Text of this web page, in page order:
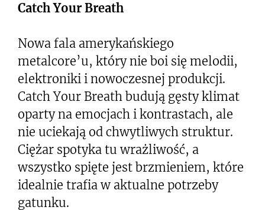
Catch Your Breath
Nowa fala amerykańskiego
metalcore’u, który nie boi się melodii,
elektroniki i nowoczesnej produkcji.
Catch Your Breath budują gęsty klimat
oparty na emocjach i kontrastach, ale
nie uciekają od chwytliwych struktur.
Ciężar spotyka tu wrażliwość, a
wszystko spięte jest brzmieniem, które
idealnie trafia w aktualne potrzeby
gatunku.